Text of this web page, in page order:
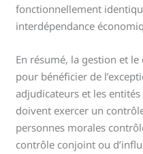
fonctionnellement
interdépendance
En résumé, la gestion et
pour bénéficier de
adjudicateurs et les
doivent exercer un
personnes morales
contrôle conjoint ou